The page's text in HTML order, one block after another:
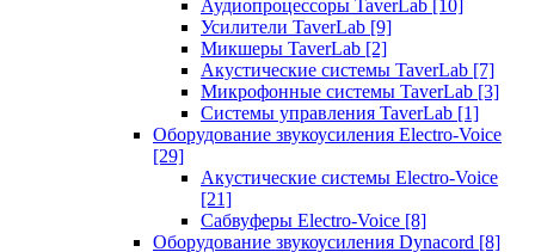
Аудиопроцессоры TaverLab [10]
Усилители TaverLab [9]
Микшеры TaverLab [2]
Акустические системы TaverLab [7]
Микрофонные системы TaverLab [3]
Системы управления TaverLab [1]
Оборудование звукоусиления Electro-Voice
[29]
Акустические системы Electro-Voice
[21]
Сабвуферы Electro-Voice [8]
Оборудование звукоусиления Dynacord [8]